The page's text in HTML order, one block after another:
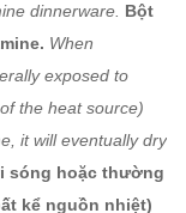
dinnerware. Bột
When
exposed to
the heat source)
it will eventually dry
sóng hoặc thường
kể nguồn nhiệt)